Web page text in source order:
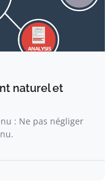
naturel et
: Ne pas négliger